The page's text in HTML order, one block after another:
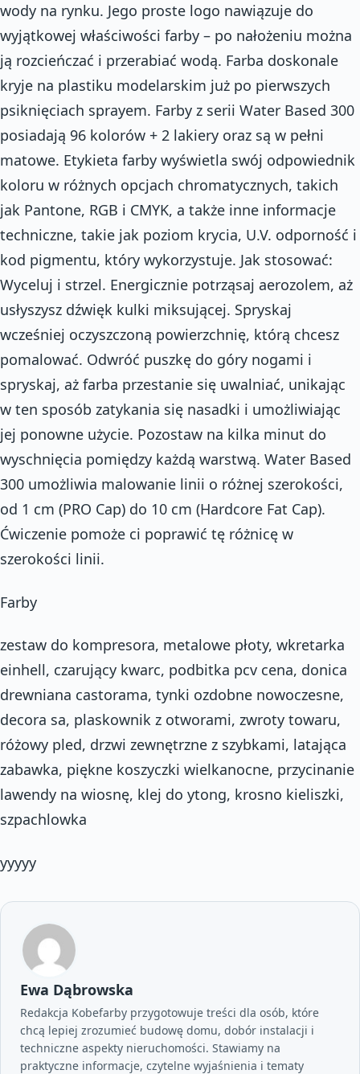
wody na rynku. Jego proste logo nawiązuje do
wyjątkowej właściwości farby – po nałożeniu można
ją rozcieńczać i przerabiać wodą. Farba doskonale
kryje na plastiku modelarskim już po pierwszych
psiknięciach sprayem. Farby z serii Water Based 300
posiadają 96 kolorów + 2 lakiery oraz są w pełni
matowe. Etykieta farby wyświetla swój odpowiednik
koloru w różnych opcjach chromatycznych, takich
jak Pantone, RGB i CMYK, a także inne informacje
techniczne, takie jak poziom krycia, U.V. odporność i
kod pigmentu, który wykorzystuje. Jak stosować:
Wyceluj i strzel. Energicznie potrząsaj aerozolem, aż
usłyszysz dźwięk kulki miksującej. Spryskaj
wcześniej oczyszczoną powierzchnię, którą chcesz
pomalować. Odwróć puszkę do góry nogami i
spryskaj, aż farba przestanie się uwalniać, unikając
w ten sposób zatykania się nasadki i umożliwiając
jej ponowne użycie. Pozostaw na kilka minut do
wyschnięcia pomiędzy każdą warstwą. Water Based
300 umożliwia malowanie linii o różnej szerokości,
od 1 cm (PRO Cap) do 10 cm (Hardcore Fat Cap).
Ćwiczenie pomoże ci poprawić tę różnicę w
szerokości linii.
Farby
zestaw do kompresora, metalowe płoty, wkretarka
einhell, czarujący kwarc, podbitka pcv cena, donica
drewniana castorama, tynki ozdobne nowoczesne,
decora sa, plaskownik z otworami, zwroty towaru,
różowy pled, drzwi zewnętrzne z szybkami, latająca
zabawka, piękne koszyczki wielkanocne, przycinanie
lawendy na wiosnę, klej do ytong, krosno kieliszki,
szpachlowka
yyyyy
Ewa Dąbrowska
Redakcja Kobefarby przygotowuje treści dla osób, które
chcą lepiej zrozumieć budowę domu, dobór instalacji i
techniczne aspekty nieruchomości. Stawiamy na
praktyczne informacje, czytelne wyjaśnienia i tematy